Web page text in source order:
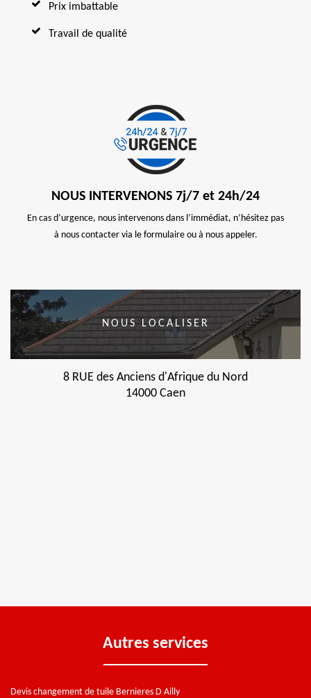
Prix imbattable
Travail de qualité
NOUS INTERVENONS 7j/7 et 24h/24
En cas d’urgence, nous intervenons dans l’immédiat, n’hésitez pas
à nous contacter via le formulaire ou à nous appeler.
NOUS LOCALISER
8 RUE des Anciens d'Afrique du Nord
14000 Caen
Autres services
Devis changement de tuile Bernieres D Ailly